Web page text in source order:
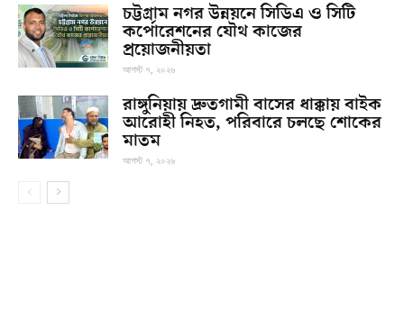
চট্টগ্রাম নগর উন্নয়নে সিডিএ ও সিটি
কর্পোরেশনের যৌথ কাজের
প্রয়োজনীয়তা
আগস্ট ৭, ২০২৬
রাঙ্গুনিয়ায় দ্রুতগামী বাসের ধাক্কায় বাইক
আরোহী নিহত, পরিবারে চলছে শোকের
মাতম
আগস্ট ৭, ২০২৬